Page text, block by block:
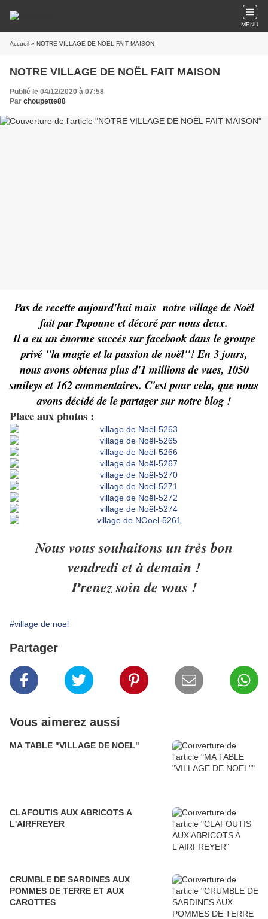
MENU
Accueil » NOTRE VILLAGE DE NOËL FAIT MAISON
NOTRE VILLAGE DE NOËL FAIT MAISON
Publié le 04/12/2020 à 07:58
Par choupette88
Pas de recette aujourd'hui mais notre village de Noël
fait par Papoune et décoré par nous deux.
Il a eu un énorme succés sur facebook dans le groupe
privé "la magie et la passion de noël"! En 3 jours,
nous avons obtenus plus d'1 millions de vues, 1050
smileys et 162 commentaires. C'est pour cela, que nous
avons décidé de le partager sur notre blog !
Place aux photos :
Nous vous souhaitons un très bon
vendredi et à demain !
Prenez soin de vous !
#village de noel
Partager
Vous aimerez aussi
MA TABLE "VILLAGE DE NOEL"
CLAFOUTIS AUX ABRICOTS A
L'AIRFREYER
CRUMBLE DE SARDINES AUX
POMMES DE TERRE ET AUX
CAROTTES